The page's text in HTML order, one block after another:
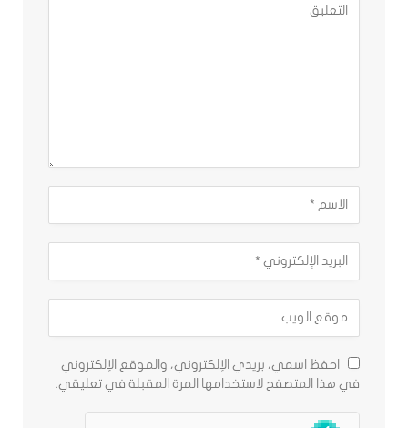
احفظ اسمي، بريدي الإلكتروني، والموقع الإلكتروني
في هذا المتصفح لاستخدامها المرة المقبلة في تعليقي.